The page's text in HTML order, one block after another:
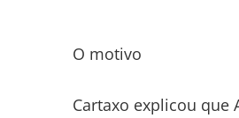
O motivo
Cartaxo explicou que